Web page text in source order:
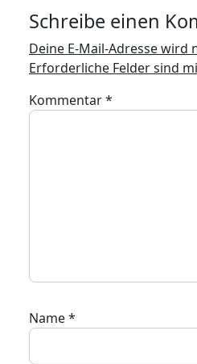
Schreibe einen
Deine E-Mail-Adresse
Erforderliche Felder sind
Kommentar*
Name*